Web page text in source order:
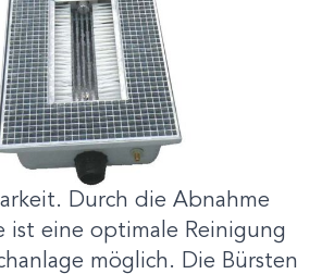
wird ein Gitterrost
sich ein Ausschnitt von
befindet, der im
einen weiteren
wird. Hierdurch bietet
den Vorteil der
Durch die Abnahme
ist eine optimale Reinigung
möglich. Die Bürsten